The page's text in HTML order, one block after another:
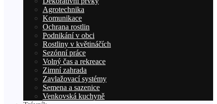
Agrotechnika
Komunikace
Ochrana rostlin
Podnikání v obci
Rostliny v květináčích
Sezónní práce
Volný čas a rekreace
Zimní zahrada
Zavlažovací systémy
Semena a sazenice
Venkovská kuchyně